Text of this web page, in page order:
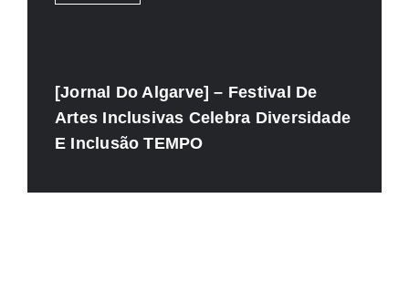
[Jornal Do Algarve] – Festival De
Artes Inclusivas Celebra Diversidade
E Inclusão TEMPO